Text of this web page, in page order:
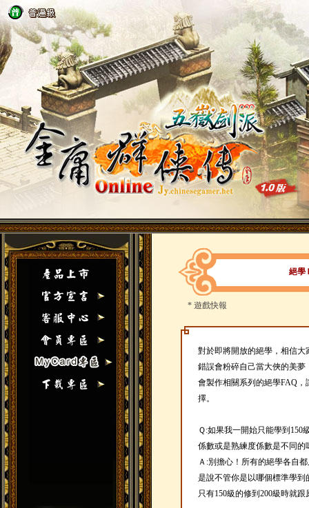
絕學
* 遊戲快報
對於即將開放的絕學，相信
錯誤會粉碎自己當大俠的美
會製作相關系列的絕學FAQ
擇。
Ｑ:如果我一開始只能學到150
係數或是熟練度係數是不同的
Ａ:別擔心！所有的絕學各自
是說不管你是以哪個標準學
只有150級的修到200級時就